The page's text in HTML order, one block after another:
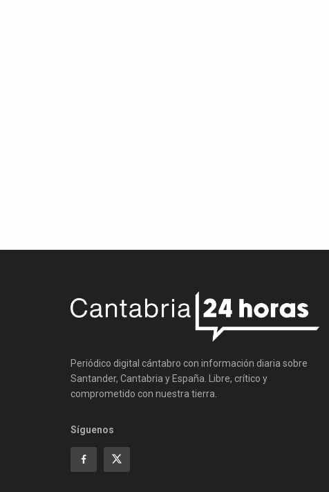
Periódico digital cántabro con información diaria sobre
Santander, Cantabria y España. Libre, crítico y
comprometido con nuestra tierra.
Síguenos